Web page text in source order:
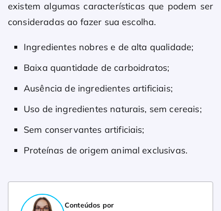
existem algumas características que podem ser
consideradas ao fazer sua escolha.
Ingredientes nobres e de alta qualidade;
Baixa quantidade de carboidratos;
Ausência de ingredientes artificiais;
Uso de ingredientes naturais, sem cereais;
Sem conservantes artificiais;
Proteínas de origem animal exclusivas.
Conteúdos por